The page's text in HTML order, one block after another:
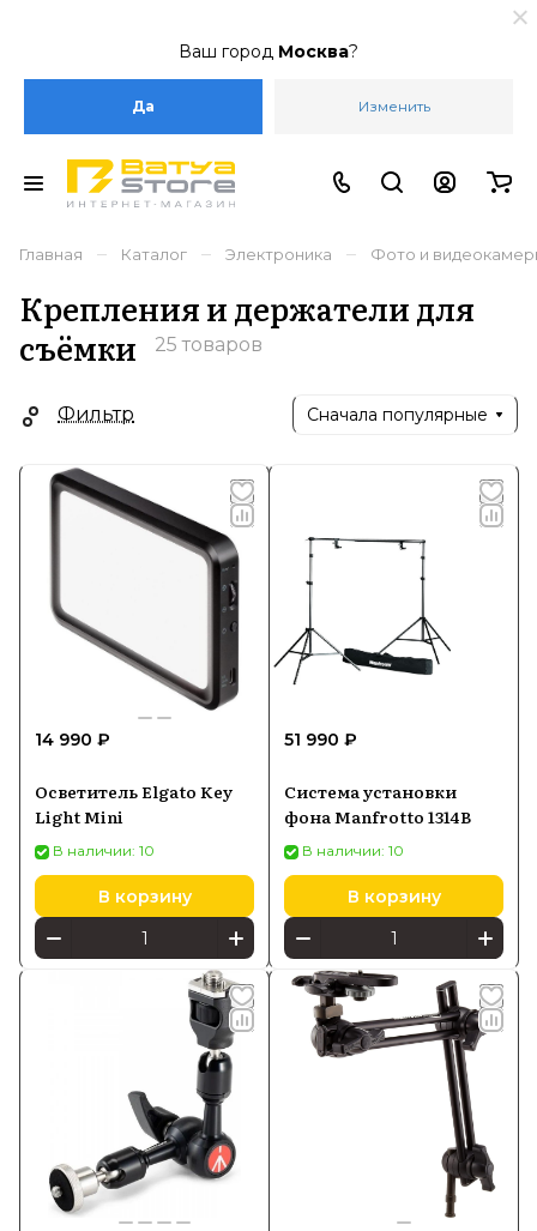
Ваш город Москва?
Да Изменить
Главная – Каталог – Электроника – Фото и
Крепления и держатели для
съёмки
25 товаров
Фильтр Сначала популярные
14 990 ₽
Осветитель Elgato Key
Light Mini
В наличии: 10
В корзину
51 990 ₽
Система установки
фона Manfrotto 1314B
В наличии: 10
В корзину